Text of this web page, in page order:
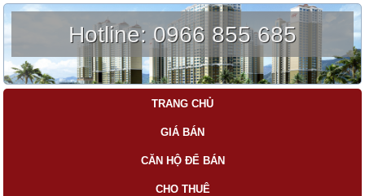
Hotline:0966 855 685
TRANG CHỦ
GIÁ BÁN
CĂN HỘ ĐỂ BÁN
CHO THUÊ